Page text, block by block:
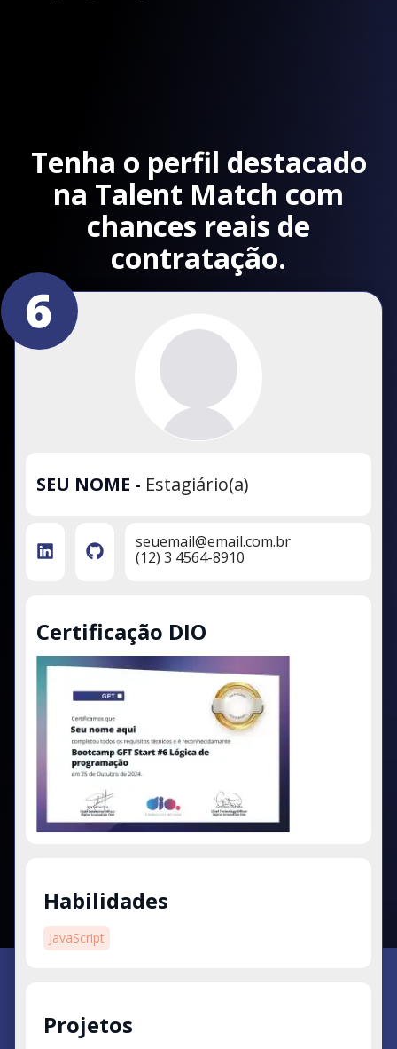
Tenha o perfil destacado
na Talent Match com
chances reais de
contratação.
SEU NOME - Estagiário(a)
seuemail@email.com.br
(12) 3 4564-8910
Certificação DIO
Habilidades
JavaScript
Projetos